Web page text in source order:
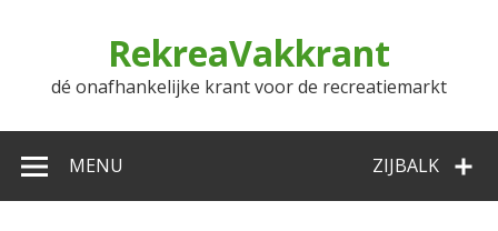
RekreaVakkrant
dé onafhankelijke krant voor de recreatiemarkt
ZIJBALK
MENU